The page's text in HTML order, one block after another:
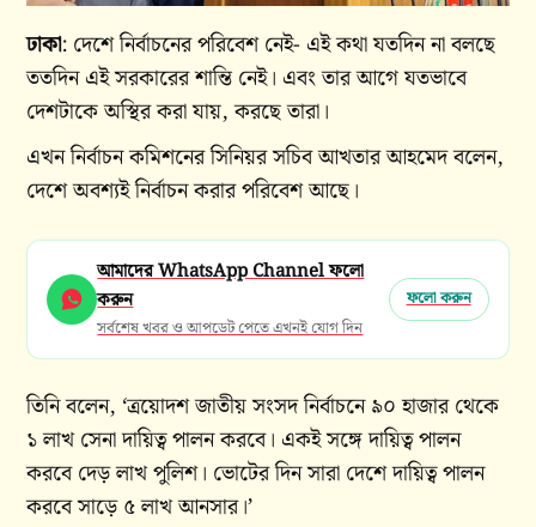
ঢাকা: দেশে নির্বাচনের পরিবেশ নেই- এই কথা যতদিন না বলছে
ততদিন এই সরকারের শান্তি নেই। এবং তার আগে যতভাবে
দেশটাকে অস্থির করা যায়, করছে তারা।
এখন নির্বাচন কমিশনের সিনিয়র সচিব আখতার আহমেদ বলেন,
দেশে অবশ্যই নির্বাচন করার পরিবেশ আছে।
আমাদের WhatsApp Channel ফলো
করুন
সর্বশেষ খবর ও আপডেট পেতে এখনই যোগ দিন
ফলো করুন
তিনি বলেন, ‘ত্রয়োদশ জাতীয় সংসদ নির্বাচনে ৯০ হাজার থেকে
১ লাখ সেনা দায়িত্ব পালন করবে। একই সঙ্গে দায়িত্ব পালন
করবে দেড় লাখ পুলিশ। ভোটের দিন সারা দেশে দায়িত্ব পালন
করবে সাড়ে ৫ লাখ আনসার।’